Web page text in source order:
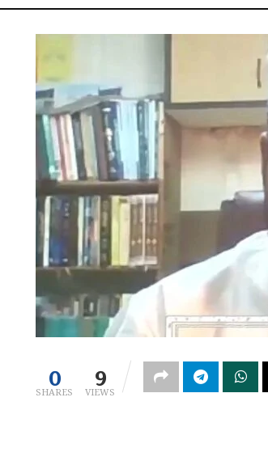
0
SHARES 9
VIEWS